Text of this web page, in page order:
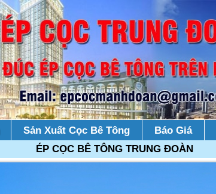
Sản Xuất Cọc Bê Tông
Báo Giá
ÉP CỌC BÊ TÔNG TRUNG ĐOÀN Chuyên